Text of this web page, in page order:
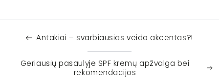
Antakiai – svarbiausias veido akcentas?!
Geriausių pasaulyje SPF kremų apžvalga bei
rekomendacijos